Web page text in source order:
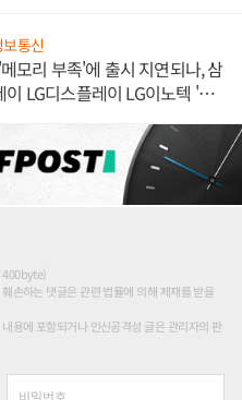
보통신
모리 부족'에 출시 지연되나, 삼
LG디스플레이 LG이노텍 '탈
400byte)
손하는 댓글은 관련 법률에 의해 제재를 받을
용에 포함되거나 인신공격성 글은 관리자의 판